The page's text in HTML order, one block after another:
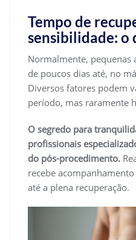
Tempo de
sensibilidade: o
Normalmente, pequenas
de poucos dias até, no
Diversos fatores podem
período, mas raramente
O segredo para
profissionais
do pós-procedimento.
recebe
até a plena recuperação.